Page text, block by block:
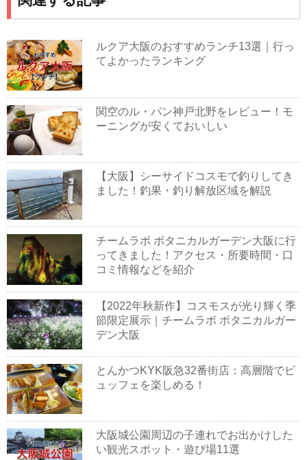
ルクア大阪のおすすめランチ13選｜行っ
てよかったランキング
関空のル・パン神戸北野をレビュー！モ
ーニングが安くておいしい
【大阪】シーサイドコスモで釣りしてき
ました！釣果・釣り解放区域を解説
チームラボ ボタニカルガーデン大阪に行
ってきました！アクセス・所要時間・口
コミ情報などを紹介
【2022年秋新作】コスモスが光り輝く季
節限定展示｜チームラボ ボタニカルガー
デン大阪
とんかつKYK阪急32番街店：高層階でビ
ュッフェを楽しめる！
大阪城公園周辺の子連れでお出かけした
い観光スポット・遊び場11選